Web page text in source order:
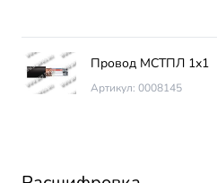
Провод МСТПЛ 1х1
Артикул: 0008145